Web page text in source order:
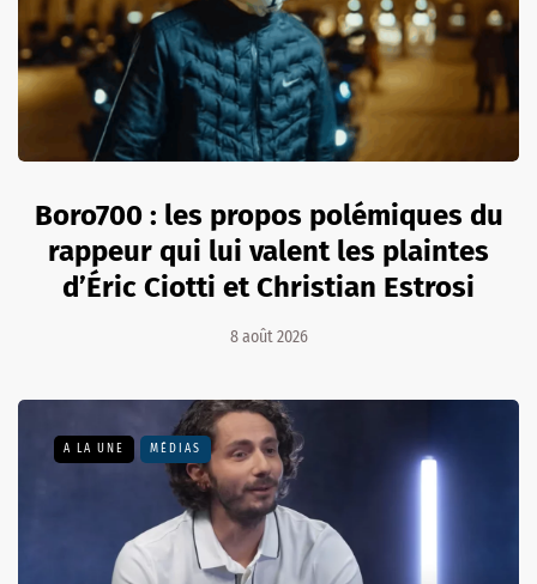
Boro700 : les propos polémiques du
rappeur qui lui valent les plaintes
d’Éric Ciotti et Christian Estrosi
8 août 2026
A LA UNE MÉDIAS